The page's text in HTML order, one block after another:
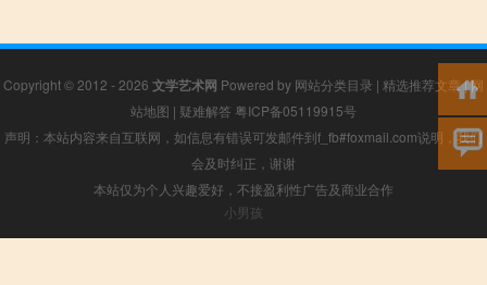
Copyright © 2012 - 2026 文学艺术网 Powered by 网站分类目录 | 精选推荐文章|网
站地图 | 疑难解答 粤ICP备05119915号
声明：本站内容来自互联网，如信息有错误可发邮件到f_fb#foxmail.com说明，我们
会及时纠正，谢谢
本站仅为个人兴趣爱好，不接盈利性广告及商业合作
小男孩